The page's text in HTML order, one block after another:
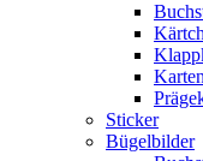
Sticker
Bügelbilder